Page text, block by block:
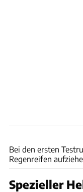
Bei den ersten
Regenreifen
Spezieller